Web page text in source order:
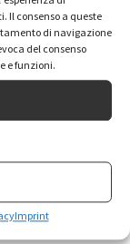
Il consenso a queste
di navigazione
del consenso
e funzioni.
Imprint